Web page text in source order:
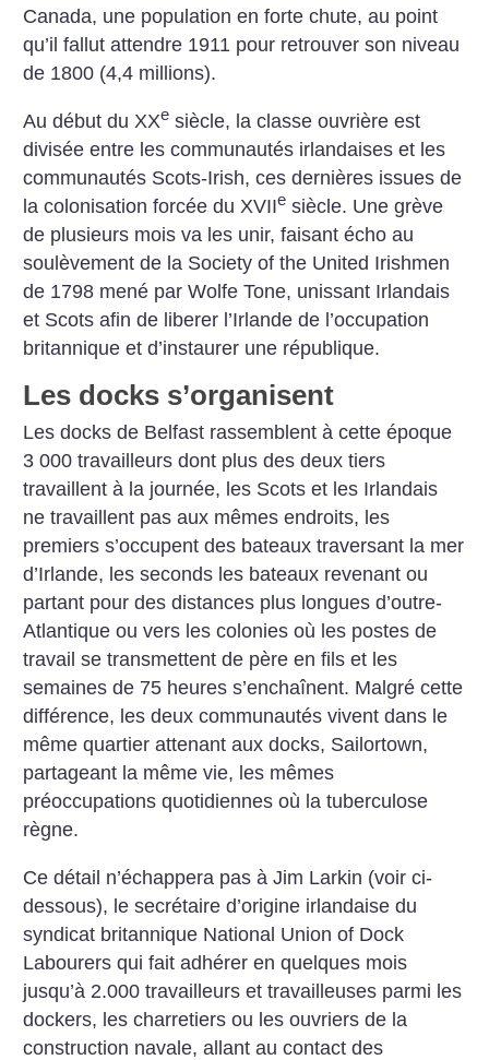
Canada, une population en forte chute, au point
qu’il fallut attendre 1911 pour retrouver son niveau
de 1800 (4,4 millions).
Au début du XXe siècle, la classe ouvrière est
divisée entre les communautés irlandaises et les
communautés Scots-Irish, ces dernières issues de
la colonisation forcée du XVIIe siècle. Une grève
de plusieurs mois va les unir, faisant écho au
soulèvement de la Society of the United Irishmen
de 1798 mené par Wolfe Tone, unissant Irlandais
et Scots afin de liberer l’Irlande de l’occupation
britannique et d’instaurer une république.
Les docks s’organisent
Les docks de Belfast rassemblent à cette époque
3 000 travailleurs dont plus des deux tiers
travaillent à la journée, les Scots et les Irlandais
ne travaillent pas aux mêmes endroits, les
premiers s’occupent des bateaux traversant la mer
d’Irlande, les seconds les bateaux revenant ou
partant pour des distances plus longues d’outre-
Atlantique ou vers les colonies où les postes de
travail se transmettent de père en fils et les
semaines de 75 heures s’enchaînent. Malgré cette
différence, les deux communautés vivent dans le
même quartier attenant aux docks, Sailortown,
partageant la même vie, les mêmes
préoccupations quotidiennes où la tuberculose
règne.
Ce détail n’échappera pas à Jim Larkin (voir ci-
dessous), le secrétaire d’origine irlandaise du
syndicat britannique National Union of Dock
Labourers qui fait adhérer en quelques mois
jusqu’à 2.000 travailleurs et travailleuses parmi les
dockers, les charretiers ou les ouvriers de la
construction navale, allant au contact des